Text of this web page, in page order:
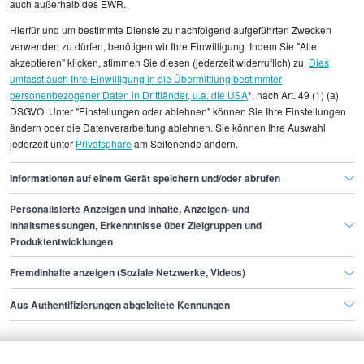
statistischen Erhebungen durch StepStone. Es sind
Durchschnittswerte und die Angaben können nicht
einzelnen Stellenangeboten zugeordnet werden.
Gehaltsinformationen PR
Senior PR-Manager/in
Senior PR-Manager/in Bonn
Finde den Job,
der zu dir passt.
Bewerbende
auch außerhalb des EWR.
Hierfür und um bestimmte Dienste zu nachfolgend aufgeführten Zwecken
verwenden zu dürfen, benötigen wir Ihre Einwilligung. Indem Sie "Alle
akzeptieren" klicken, stimmen Sie diesen (jederzeit widerruflich) zu. Dies
umfasst auch Ihre Einwilligung in die Übermittlung bestimmter
personenbezogener Daten in Drittländer, u.a. die USA*, nach Art. 49 (1) (a)
DSGVO. Unter "Einstellungen oder ablehnen" können Sie Ihre Einstellungen
ändern oder die Datenverarbeitung ablehnen. Sie können Ihre Auswahl
jederzeit unter Privatsphäream Seitenende ändern.
Informationen auf einem Gerät speichern und/oder abrufen
Personalisierte Anzeigen und Inhalte, Anzeigen- und
Inhaltsmessungen, Erkenntnisse über Zielgruppen und
Produktentwicklungen
Fremdinhalte anzeigen (Soziale Netzwerke, Videos)
Aus Authentifizierungen abgeleitete Kennungen